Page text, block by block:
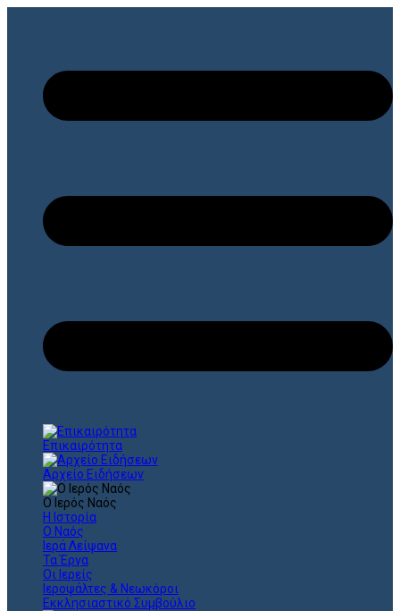
Επικαιρότητα
Αρχείο Ειδήσεων
Ο Ιερός Ναός
Η Ιστορία
Ο Ναός
Ιερά Λείψανα
Τα Έργα
Οι Ιερείς
Ιεροψάλτες & Νεωκόροι
Εκκλησιαστικό Συμβούλιο